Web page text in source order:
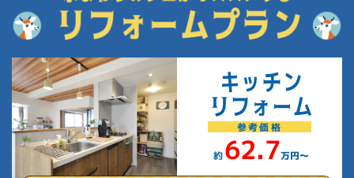
キッチン
リフォーム
参考価格
約 62.7万円〜